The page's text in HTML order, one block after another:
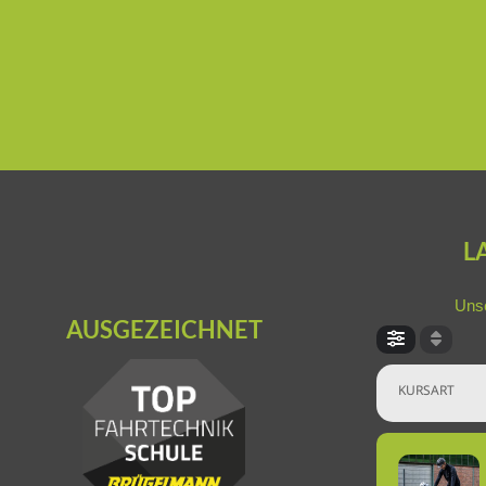
AUSGEZEICHNET
KURSART